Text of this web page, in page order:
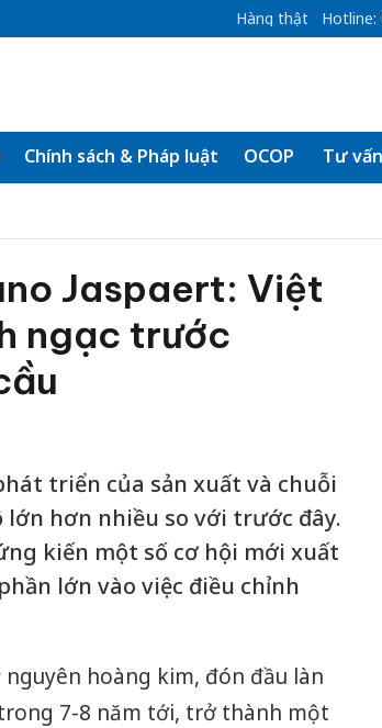
Hàng thật Hotline:
Chính sách & Pháp luật OCOP Tư vấn
Jaspaert: Việt
ngạc trước
triển của sản xuất và chuỗi
lớn hơn nhiều so với trước đây.
kiến một số cơ hội mới xuất
lớn vào việc điều chỉnh
hoàng kim, đón đầu làn
7-8 năm tới, trở thành một